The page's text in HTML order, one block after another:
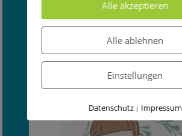
Alle akzeptieren
Alle ablehnen
Einstellungen
Datenschutz| Impressum